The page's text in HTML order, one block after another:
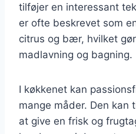
tilføjer en interessant
er ofte beskrevet som
citrus og bær, hvilket
madlavning og bagning.
I køkkenet kan
mange måder. Den
at give en frisk og